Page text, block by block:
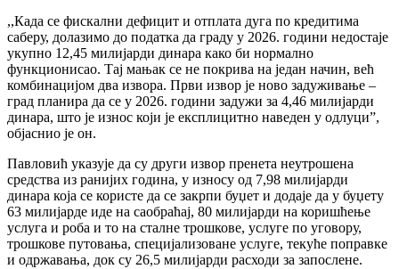
,,Када се фискaлни дефицит и отплата дуга по кредитима
саберу, долазимо до податка да граду у 2026. години недостаје
укупно 12,45 милијарди динара како би нормално
функционисао. Тај мањак се не покрива на један начин, већ
комбинацијом два извора. Први извор је ново задуживање –
град планира да се у 2026. години задужи за 4,46 милијарди
динара, што је износ који је експлицитно наведен у одлуци”,
објаснио је он.
Павловић указује да су други извор пренета неутрошена
средства из ранијих година, у износу од 7,98 милијарди
динара која се користе да се закрпи буџет и додаје да у буџету
63 милијарде иде на саобраћај, 80 милијарди на коришћење
услуга и роба и то на сталне трошкове, услуге по уговору,
трошкове путовања, специјализоване услуге, текуће поправке
и одржавања, док су 26,5 милијарди расходи за запослене.